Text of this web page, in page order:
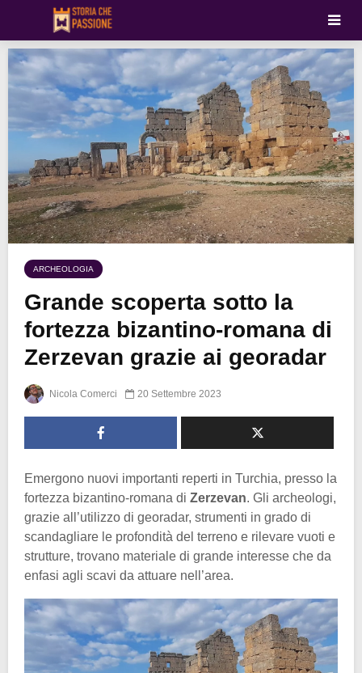
ARCHEOLOGIA
Grande scoperta sotto la
fortezza bizantino-romana di
Zerzevan grazie ai georadar
Nicola Comerci 20 Settembre 2023
Emergono nuovi importanti reperti in Turchia, presso la
fortezza bizantino-romana di Zerzevan. Gli archeologi,
grazie all’utilizzo di georadar, strumenti in grado di
scandagliare le profondità del terreno e rilevare vuoti e
strutture, trovano materiale di grande interesse che da
enfasi agli scavi da attuare nell’area.